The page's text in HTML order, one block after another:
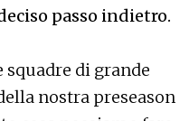
passo indietro.
di grande
nostra preseason